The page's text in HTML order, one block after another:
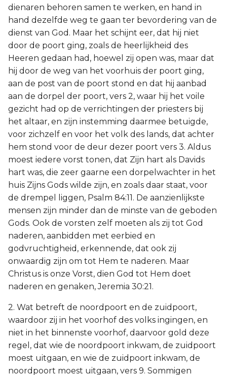
dienaren behoren samen te werken, en hand in
hand dezelfde weg te gaan ter bevordering van de
dienst van God. Maar het schijnt eer, dat hij niet
door de poort ging, zoals de heerlijkheid des
Heeren gedaan had, hoewel zij open was, maar dat
hij door de weg van het voorhuis der poort ging,
aan de post van de poort stond en dat hij aanbad
aan de dorpel der poort, vers 2, waar hij het voile
gezicht had op de verrichtingen der priesters bij
het altaar, en zijn instemming daarmee betuigde,
voor zichzelf en voor het volk des lands, dat achter
hem stond voor de deur dezer poort vers 3. Aldus
moest iedere vorst tonen, dat Zijn hart als Davids
hart was, die zeer gaarne een dorpelwachter in het
huis Zijns Gods wilde zijn, en zoals daar staat, voor
de drempel liggen, Psalm 84:11. De aanzienlijkste
mensen zijn minder dan de minste van de geboden
Gods. Ook de vorsten zelf moeten als zij tot God
naderen, aanbidden met eerbied en
godvruchtigheid, erkennende, dat ook zij
onwaardig zijn om tot Hem te naderen. Maar
Christus is onze Vorst, dien God tot Hem doet
naderen en genaken, Jeremia 30:21.
2. Wat betreft de noordpoort en de zuidpoort,
waardoor zij in het voorhof des volks ingingen, en
niet in het binnenste voorhof, daarvoor gold deze
regel, dat wie de noordpoort inkwam, de zuidpoort
moest uitgaan, en wie de zuidpoort inkwam, de
noordpoort moest uitgaan, vers 9. Sommigen